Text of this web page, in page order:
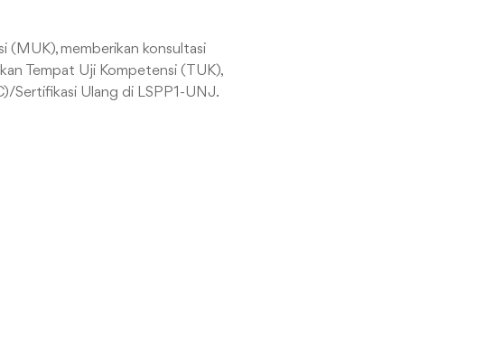
(MUK), memberikan konsultasi
Tempat Uji Kompetensi (TUK),
Sertifikasi Ulang di LSPP1-UNJ.